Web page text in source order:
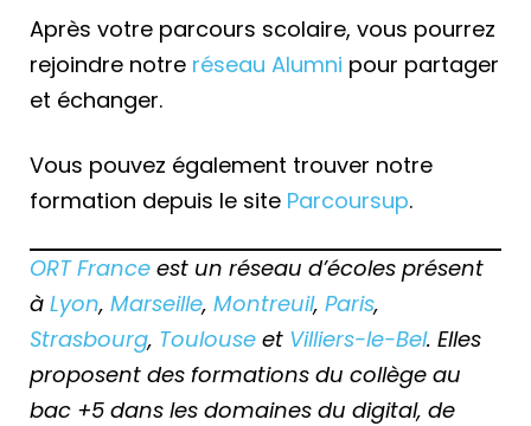
Après votre parcours scolaire, vous pourrez
rejoindre notre réseau Alumni pour partager
et échanger.
Vous pouvez également trouver notre
formation depuis le site Parcoursup.
ORT France est un réseau d’écoles présent
à Lyon, Marseille, Montreuil, Paris,
Strasbourg, Toulouse et Villiers-le-Bel. Elles
proposent des formations du collège au
bac +5 dans les domaines du digital, de